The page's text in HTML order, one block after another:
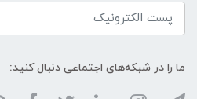
ما را در شبکه‌های اجتماعی دنبال کنید: